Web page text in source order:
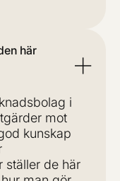
här
i
mot
kunskap
ställer de här